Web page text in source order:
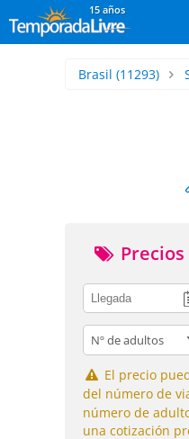
15 años
Brasil (11293)
adults
El precio
del número de
número de
una cotización